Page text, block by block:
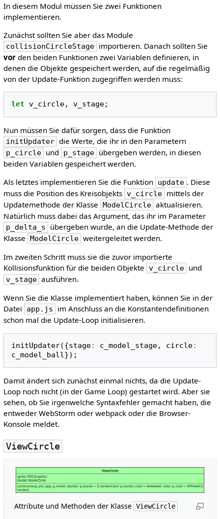
In diesem Modul müssen Sie zwei Funktionen
implementieren.
Zunächst sollten Sie aber das Module
collisionCircleStage importieren. Danach sollten Sie
vorden beiden Funktionen zwei Variablen definieren, in
denen die Objekte gespeichert werden, auf die regelmäßig
von der Update-Funktion zugegriffen werden muss:
let v_circle, v_stage;
Nun müssen Sie dafür sorgen, dass die Funktion
initUpdater die Werte, die ihr in den Parametern
p_circle und p_stage übergeben werden, in diesen
beiden Variablen gespeichert werden.
Als letztes implementieren Sie die Funktion update . Diese
muss die Position des Kreisobjekts v_circle mittels der
Updatemethode der Klasse ModelCircle aktualisieren.
Natürlich muss dabei das Argument, das ihr im Parameter
p_delta_s
übergeben wurde, an die Update-Methode der
Klasse ModelCircle weitergeleitet werden.
Im zweiten Schritt muss sie die zuvor importierte
Kollisionsfunktion für die beiden Objekte v_circle und
v_stage ausführen.
Wenn Sie die Klasse implementiert haben, können Sie in der
Datei
app.js
im Anschluss an die Konstantendefinitionen
schon mal die Update-Loop initialisieren.
initUpdater({stage: c_model_stage, circle:
c_model_ball});
Damit ändert sich zunächst einmal nichts, da die Update-
Loop noch nicht (in der Game Loop) gestartet wird. Aber sie
sehen, ob Sie irgenwelche Syntaxfehler gemacht haben, die
entweder WebStorm oder webpack oder die Browser-
Konsole meldet.
ViewCircle
Attribute und Methoden der Klasse ViewCircle